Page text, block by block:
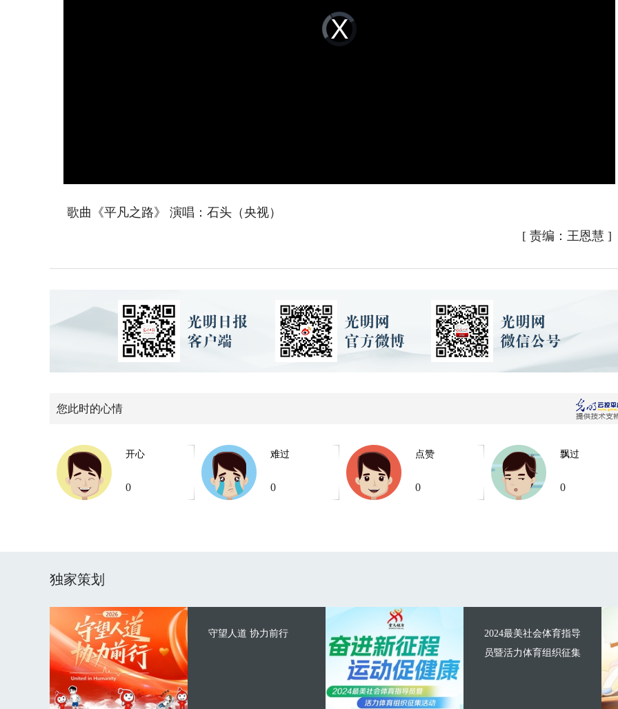
Video
Player
is
loading.
歌曲《平凡之路》 演唱：石头（央视）
[ 责编：王恩慧 ]
您此时的心情
开心
0
难过
0
点赞
0
飘过
0
独家策划
守望人道 协力前行
2024最美社会体育指导
员暨活力体育组织征集